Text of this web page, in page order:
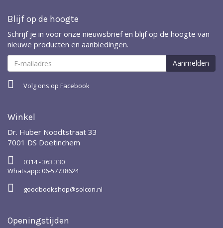
Blijf op de hoogte
Schrijf je in voor onze nieuwsbrief en blijf op de hoogte van
nieuwe producten en aanbiedingen.
Volg ons op Facebook
Winkel
Dr. Huber Noodtstraat 33
7001 DS Doetinchem
0314 - 363 330
Whatsapp: 06-57738624
goodbookshop@solcon.nl
Openingstijden